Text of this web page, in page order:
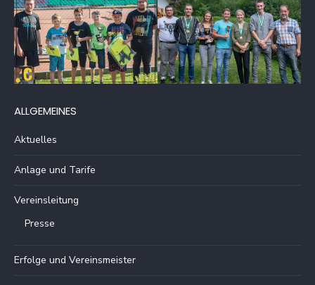
ALLGEMEINES
Aktuelles
Anlage und Tarife
Vereinsleitung
Presse
Erfolge und Vereinsmeister